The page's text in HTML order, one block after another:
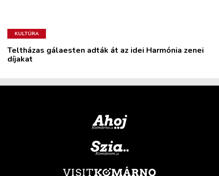
KULTÚRA
Teltházas gálaesten adták át az idei Harmónia zenei
díjakat